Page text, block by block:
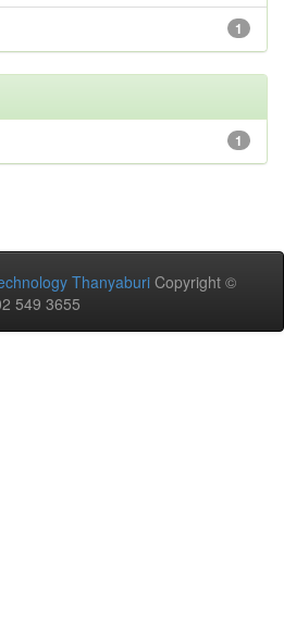
1
1
Thanyaburi Copyright ©
549 3655